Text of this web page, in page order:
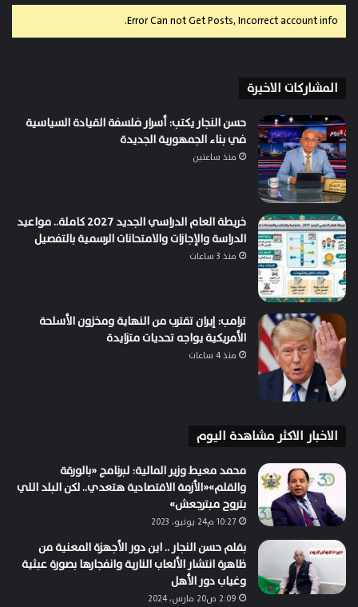
Error Can not Get Posts, Incorrect account info.
المشاركات الاخيرة
حسن النجار يكتب: أسرار فلسفة القيادة السياسية
في بناء الجمهورية الجديدة
منذ ساعتين
خريطة العام الدراسي الجديد 2027 كاملة.. مواعيد
الدراسة والإجازات والامتحانات الرسمية بالتفصيل
منذ 3 ساعات
ترامب: إيران تقترب من النهاية ومخزون الأسلحة
الأمريكية يواجه تحديات متزايدة
منذ 4 ساعات
الاخبار الاكثر مشاهدة اليوم
محمد معيط وزير المالية: لبرنامج «بالورقة
والقلم»«الأزمة الاقتصادية هتعدي.. لكن البلد اللي
بتروح مبترجعش»
10:27 م24 يونيو، 2023
بقلم حسن النجار .. اين دور الأجهزة المعنية من
ظاهرة انتشار الألعاب النارية وانفجارها بصورة عبثية
وغياب دور الأهل
2:09 ص20 مارس، 2024